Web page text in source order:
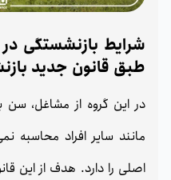
شرایط بازنشستگی
طبق قانون جدید
در این گروه از مشاغل، سن
مانند سایر افراد
اصلی را دارد. هدف از این